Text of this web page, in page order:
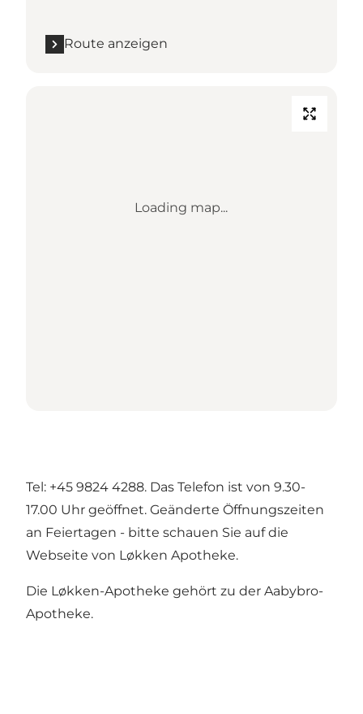
Route anzeigen
Loading map...
Tel: +45 9824 4288. Das Telefon ist von 9.30-
17.00 Uhr geöffnet. Geänderte Öffnungszeiten
an Feiertagen - bitte schauen Sie auf die
Webseite von Løkken Apotheke.
Die Løkken-Apotheke gehört zu der Aabybro-
Apotheke.